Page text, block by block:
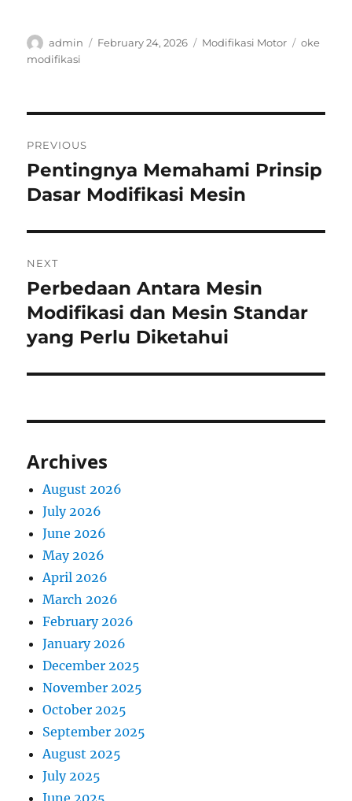
Author
admin
Posted
February 24, 2026 Categories
Modifikasi Motor Tags
oke
modifikasi
navigation
PREVIOUS
Previous
post:
Pentingnya Memahami Prinsip
Dasar Modifikasi Mesin
NEXT
Next
post:
Perbedaan Antara Mesin
Modifikasi dan Mesin Standar
yang Perlu Diketahui
Archives
August 2026
July 2026
June 2026
May 2026
April 2026
March 2026
February 2026
January 2026
December 2025
November 2025
October 2025
September 2025
August 2025
July 2025